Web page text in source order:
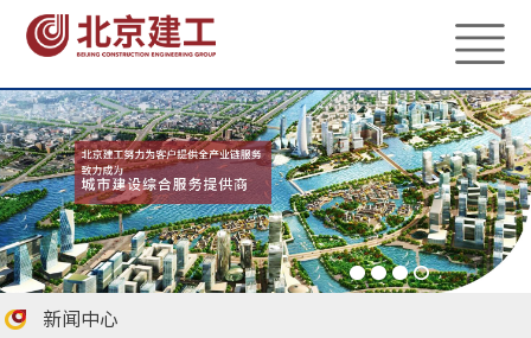
新闻中心